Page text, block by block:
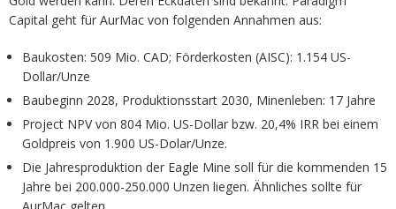
Capital geht für AurMac von folgenden Annahmen aus:
Baukosten: 509 Mio. CAD; Förderkosten (AISC): 1.154 US-
Dollar/Unze
Baubeginn 2028, Produktionsstart 2030, Minenleben: 17 Jahre
Project NPV von 804 Mio. US-Dollar bzw. 20,4% IRR bei einem
Goldpreis von 1.900 US-Dolar/Unze.
Die Jahresproduktion der Eagle Mine soll für die kommenden 15
Jahre bei 200.000-250.000 Unzen liegen. Ähnliches sollte für